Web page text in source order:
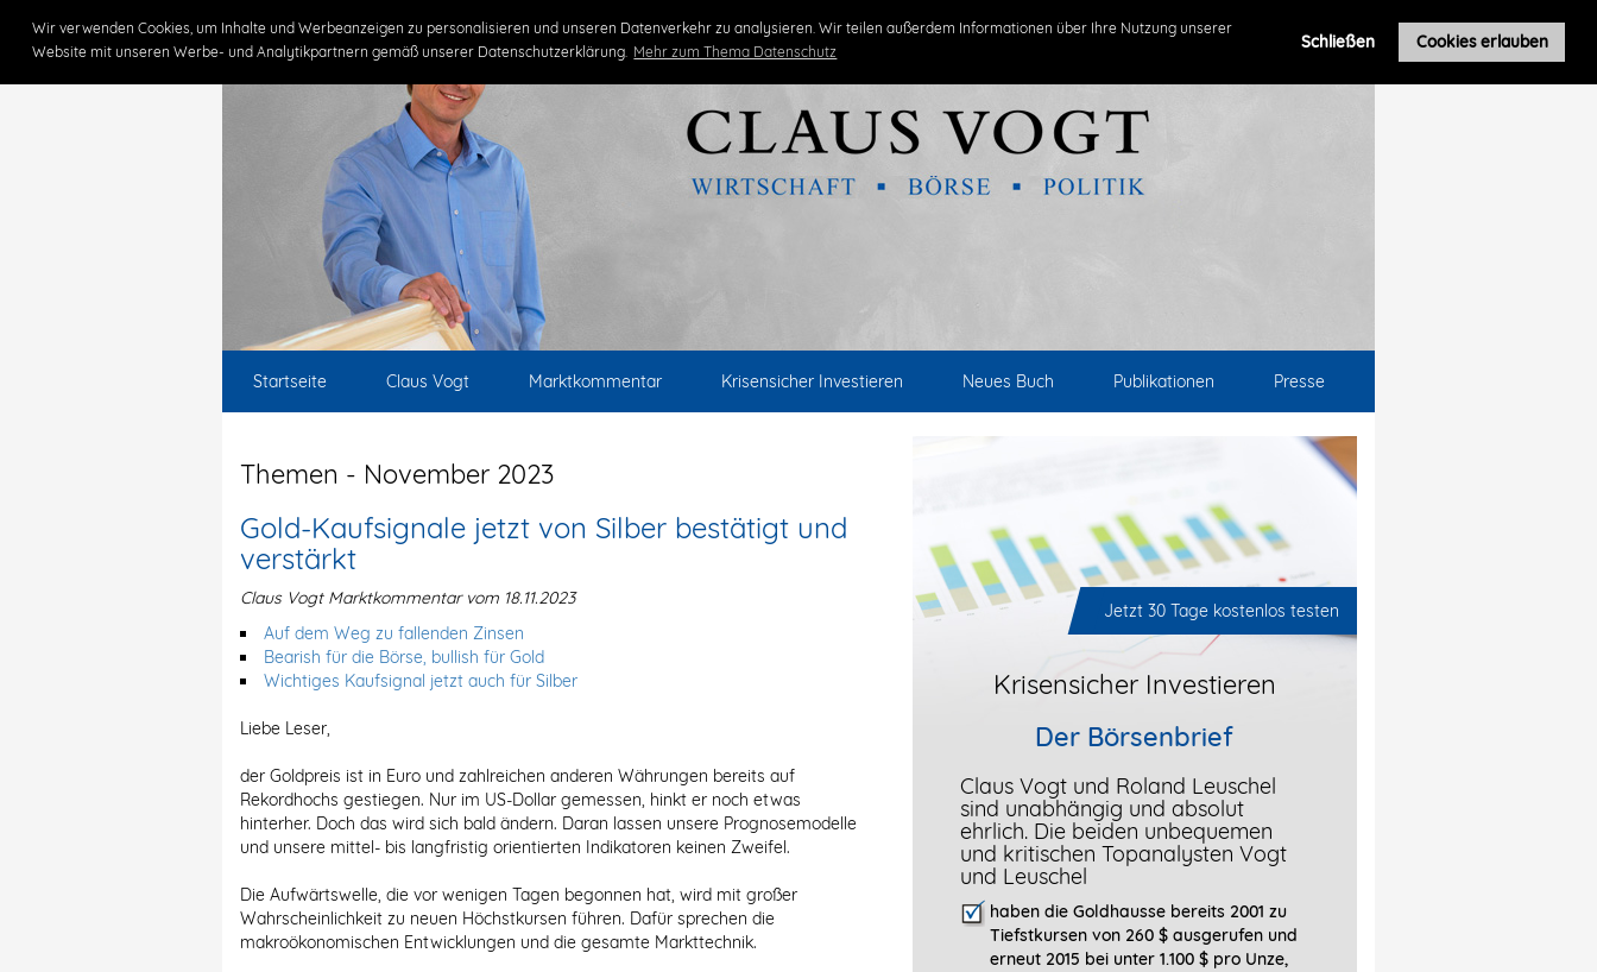
Wir verwenden Cookies, um Inhalte und Werbeanzeigen zu personalisieren und unseren Datenverkehr zu analysieren. Wir teilen außerdem Informationen über Ihre Nutzung unserer
Website mit unseren Werbe- und Analytikpartnern gemäß unserer Datenschutzerklärung. Mehr zum Thema Datenschutz
Schließen Cookies erlauben
Startseite Claus Vogt Marktkommentar Krisensicher Investieren Neues Buch Publikationen Presse
Themen - November 2023
Gold-Kaufsignale jetzt von Silber bestätigt und
verstärkt
Claus Vogt Marktkommentar vom 18.11.2023
Auf dem Weg zu fallenden Zinsen
Bearish für die Börse, bullish für Gold
Wichtiges Kaufsignal jetzt auch für Silber
Liebe Leser,
der Goldpreis ist in Euro und zahlreichen anderen Währungen bereits auf
Rekordhochs gestiegen. Nur im US-Dollar gemessen, hinkt er noch etwas
hinterher. Doch das wird sich bald ändern. Daran lassen unsere Prognosemodelle
und unsere mittel- bis langfristig orientierten Indikatoren keinen Zweifel.
Die Aufwärtswelle, die vor wenigen Tagen begonnen hat, wird mit großer
Wahrscheinlichkeit zu neuen Höchstkursen führen. Dafür sprechen die
makroökonomischen Entwicklungen und die gesamte Markttechnik.
Jetzt 30 Tage kostenlos testen
Krisensicher Investieren
Der Börsenbrief
Claus Vogt und Roland Leuschel
sind unabhängig und absolut
ehrlich. Die beiden unbequemen
und kritischen Topanalysten Vogt
und Leuschel
haben die Goldhausse bereits 2001 zu
Tiefstkursen von 260 $ ausgerufen und
erneut 2015 bei unter 1.100 $ pro Unze,